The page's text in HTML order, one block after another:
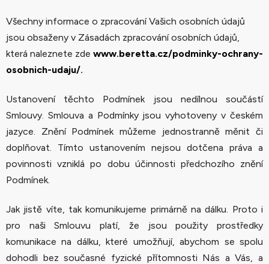
Všechny informace o zpracování Vašich osobních údajů
jsou obsaženy v Zásadách zpracování osobních údajů,
která naleznete zde www.beretta.cz/podminky-ochrany-
osobnich-udaju/.
Ustanovení těchto Podmínek jsou nedílnou součástí
Smlouvy. Smlouva a Podmínky jsou vyhotoveny v českém
jazyce. Znění Podmínek můžeme jednostranně měnit či
doplňovat. Tímto ustanovením nejsou dotčena práva a
povinnosti vzniklá po dobu účinnosti předchozího znění
Podmínek.
Jak jistě víte, tak komunikujeme primárně na dálku. Proto i
pro naši Smlouvu platí, že jsou použity prostředky
komunikace na dálku, které umožňují, abychom se spolu
dohodli bez současné fyzické přítomnosti Nás a Vás, a